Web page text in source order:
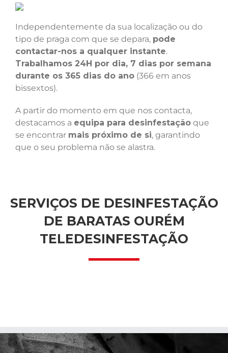
Independentemente da sua localização ou do
tipo de praga com que se depara, pode
contactar-nos a qualquer instante.
Trabalhamos 24H por dia, 7 dias por semana
durante os 365 dias do ano (366 em anos
bissextos).
A partir do momento em que nos contacta,
destacamos a equipa para desinfestação que
se encontrar mais próximo de si, garantindo
que o seu problema não se alastra.
SERVIÇOS DE DESINFESTAÇÃO
DE BARATAS OURÉM
TELEDESINFESTAÇÃO